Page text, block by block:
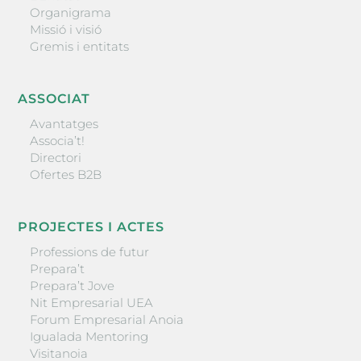
Organigrama
Missió i visió
Gremis i entitats
ASSOCIAT
Avantatges
Associa’t!
Directori
Ofertes B2B
PROJECTES I ACTES
Professions de futur
Prepara’t
Prepara’t Jove
Nit Empresarial UEA
Forum Empresarial Anoia
Igualada Mentoring
Visitanoia